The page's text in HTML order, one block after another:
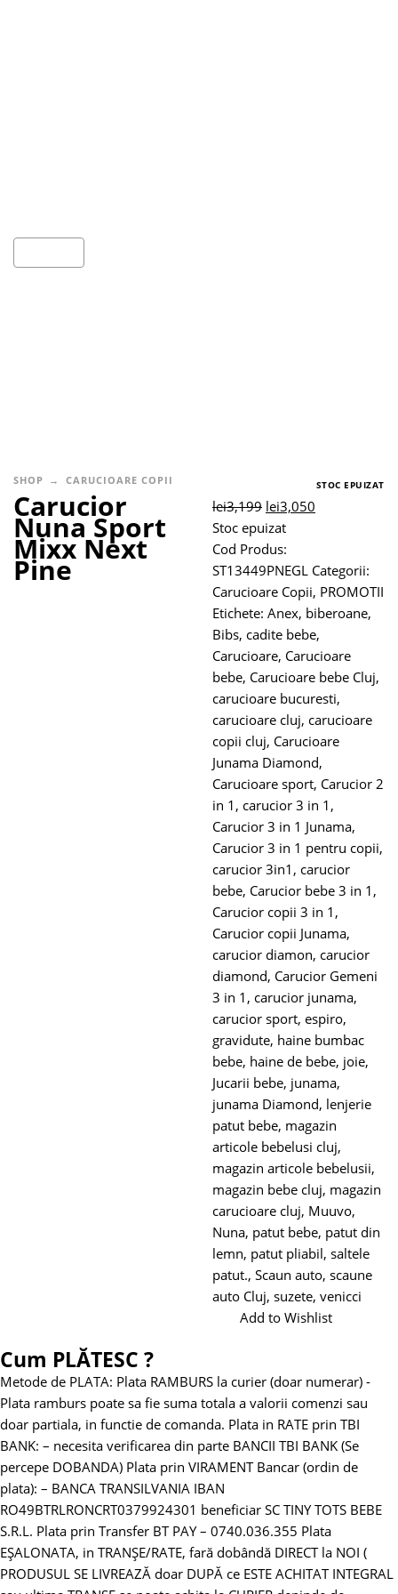
SHOP CARUCIOARE COPII STOC EPUIZAT
Carucior
Nuna Sport
Mixx Next
Pine
lei3,199 lei3,050
Stoc epuizat
Cod Produs:
ST13449PNEGL Categorii:
Carucioare Copii, PROMOTII
Etichete: Anex, biberoane,
Bibs, cadite bebe,
Carucioare, Carucioare
bebe, Carucioare bebe Cluj,
carucioare bucuresti,
carucioare cluj, carucioare
copii cluj, Carucioare
Junama Diamond,
Carucioare sport, Carucior 2
in 1 , carucior 3 in 1 ,
Carucior 3 in 1 Junama,
Carucior 3 in 1 pentru copii,
carucior 3in1 , carucior
bebe, Carucior bebe 3 in 1 ,
Carucior copii 3 in 1 ,
Carucior copii Junama,
carucior diamon, carucior
diamond, Carucior Gemeni
3 in 1 , carucior junama,
carucior sport, espiro,
gravidute, haine bumbac
bebe, haine de bebe, joie,
Jucarii bebe, junama,
junama Diamond, lenjerie
patut bebe, magazin
articole bebelusi cluj,
magazin articole bebelusii,
magazin bebe cluj, magazin
carucioare cluj, Muuvo,
Nuna, patut bebe, patut din
lemn, patut pliabil, saltele
patut., Scaun auto, scaune
auto Cluj, suzete, venicci
Add to Wishlist
Cum PLĂTESC ?
Metode de PLATA: Plata RAMBURS la curier (doar numerar) -
Plata ramburs poate sa fie suma totala a valorii comenzi sau
doar partiala, in functie de comanda. Plata in RATE prin TBI
BANK: – necesita verificarea din parte BANCII TBI BANK (Se
percepe DOBANDA) Plata prin VIRAMENT Bancar (ordin de
plata): – BANCA TRANSILVANIA IBAN
RO49BTRLRONCRT0379924301 beneficiar SC TINY TOTS BEBE
S.R.L. Plata prin Transfer BT PAY – 0740.036.355 Plata
EȘALONATA, in TRANȘE/RATE, fară dobândă DIRECT la NOI (
PRODUSUL SE LIVREAZĂ doar DUPĂ ce ESTE ACHITAT INTEGRAL